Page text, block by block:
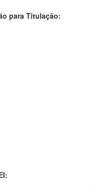
para Titulação: